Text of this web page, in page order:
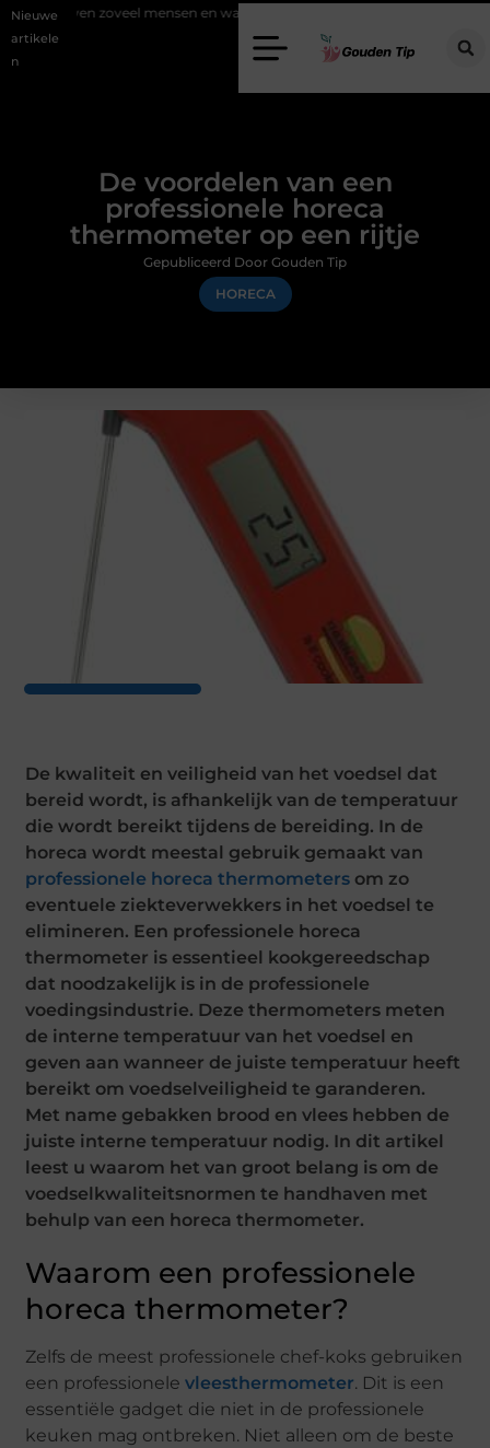
Nieuwe
artikele
n
mensen en wat zijn de mogelijkheden?
De voordelen van een
professionele horeca
thermometer op een rijtje
HORECA
Gepubliceerd Door Gouden Tip
De kwaliteit en veiligheid van het voedsel dat
bereid wordt, is afhankelijk van de temperatuur
die wordt bereikt tijdens de bereiding. In de
horeca wordt meestal gebruik gemaakt van
professionele horeca thermometers om zo
eventuele ziekteverwekkers in het voedsel te
elimineren. Een professionele horeca
thermometer is essentieel kookgereedschap
dat noodzakelijk is in de professionele
voedingsindustrie. Deze thermometers meten
de interne temperatuur van het voedsel en
geven aan wanneer de juiste temperatuur heeft
bereikt om voedselveiligheid te garanderen.
Met name gebakken brood en vlees hebben de
juiste interne temperatuur nodig. In dit artikel
leest u waarom het van groot belang is om de
voedselkwaliteitsnormen te handhaven met
behulp van een horeca thermometer.
Waarom een professionele
horeca thermometer?
Zelfs de meest professionele chef-koks gebruiken
een professionelevleesthermometer. Dit is een
essentiële gadget die niet in de professionele
keuken mag ontbreken. Niet alleen om de beste